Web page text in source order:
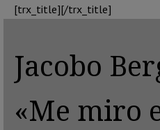
[trx_title][/trx_title]
Jacobo
«Me miro